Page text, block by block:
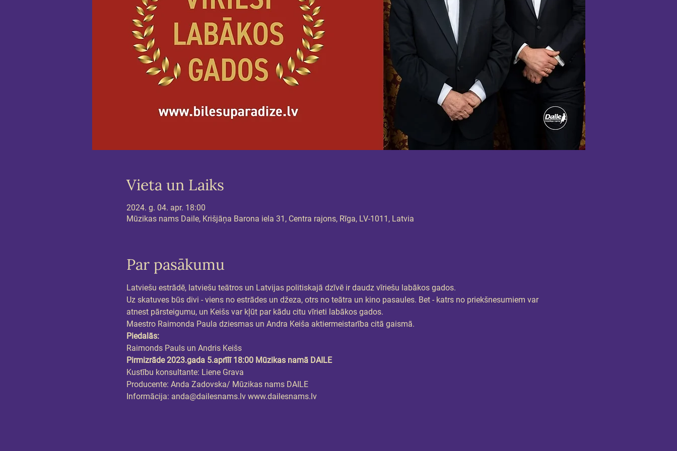
Vieta un Laiks
2024. g. 04. apr. 18:00
Mūzikas nams Daile, Krišjāņa Barona iela 31, Centra rajons, Rīga, LV-1011, Latvia
Par pasākumu
Latviešu estrādē, latviešu teātros un Latvijas politiskajā dzīvē ir daudz vīriešu labākos gados.
Uz skatuves būs divi - viens no estrādes un džeza, otrs no teātra un kino pasaules. Bet - katrs no priekšnesumiem var
atnest pārsteigumu, un Keišs var kļūt par kādu citu vīrieti labākos gados.
Maestro Raimonda Paula dziesmas un Andra Keiša aktiermeistarība citā gaismā.
Piedalās:
Raimonds Pauls un Andris Keišs
Pirmizrāde 2023.gada 5.aprīlī 18:00 Mūzikas namā DAILE
Kustību konsultante: Liene Grava
Producente: Anda Zadovska/ Mūzikas nams DAILE
Informācija: anda@dailesnams.lv www.dailesnams.lv